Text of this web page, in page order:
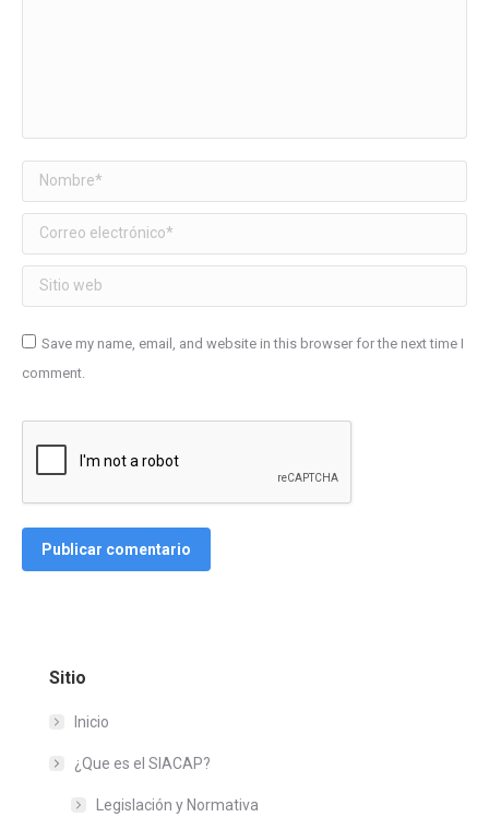
Nombre *
Correo electrónico *
Sitio web
Save my name, email, and website in this browser for the next time I
comment.
Publicar comentario
Sitio
Inicio
¿Que es el SIACAP?
Legislación y Normativa